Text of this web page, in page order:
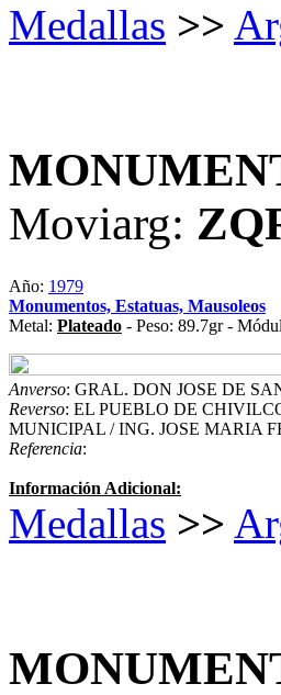
Medallas >>
Moviarg:
Año: 1979
Monumentos, Estatuas, Mausoleos
Metal: Plateado - Peso: 89.7gr -
Anverso: GRAL. DON JOSE DE
Reverso: EL PUEBLO DE
MUNICIPAL / ING. JOSE MARIA
Referencia:
Información Adicional:
Medallas >>